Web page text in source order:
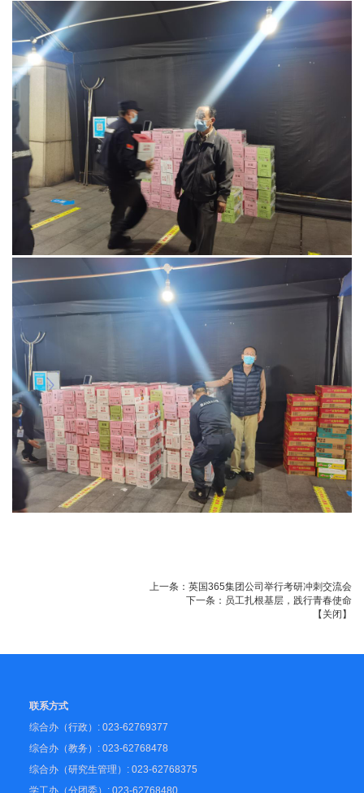
上一条： 英国365集团公司举行考研冲刺交流会
下一条： 员工扎根基层，践行青春使命
【关闭】
联系方式
综合办（行政）: 023-62769377
综合办（教务）: 023-62768478
综合办（研究生管理）: 023-62768375
学工办（分团委）: 023-62768480